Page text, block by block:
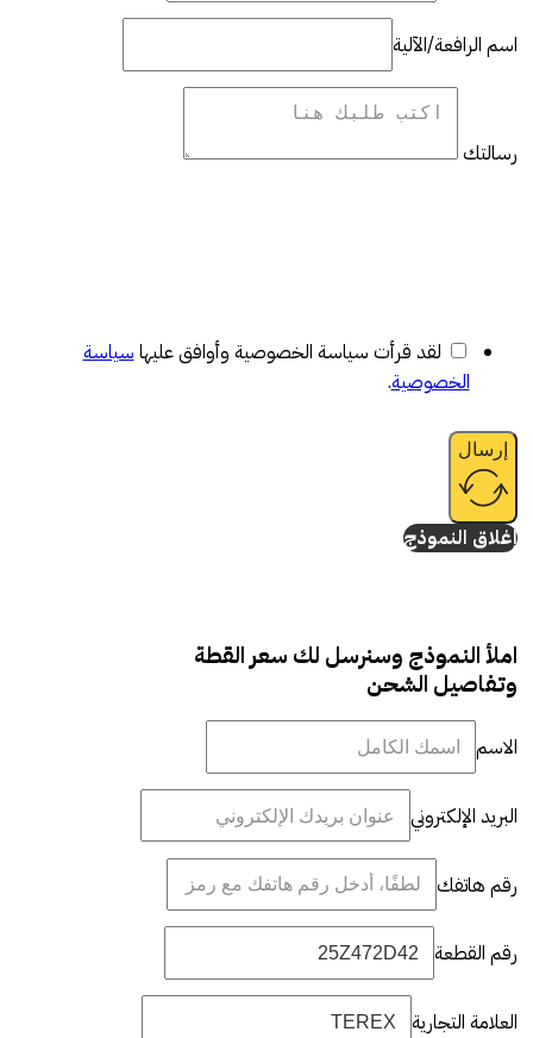
اسم الرافعة/الآلية
رسالتك
لقد قرأت سياسة الخصوصية وأوافق عليها سياسة
الخصوصية.
إرسال
إغلاق النموذج
املأ النموذج وسنرسل لك سعر القطة
وتفاصيل الشحن
الاسم
البريد الإلكتروني
رقم هاتفك
رقم القطعة
العلامة التجارية